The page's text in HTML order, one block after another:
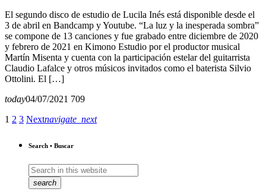
El segundo disco de estudio de Lucila Inés está disponible desde el
3 de abril en Bandcamp y Youtube. “La luz y la inesperada sombra”
se compone de 13 canciones y fue grabado entre diciembre de 2020
y febrero de 2021 en Kimono Estudio por el productor musical
Martín Misenta y cuenta con la participación estelar del guitarrista
Claudio Lafalce y otros músicos invitados como el baterista Silvio
Ottolini. El […]
today04/07/2021 709
1 2 3 Nextnavigate_next
Search • Buscar
search